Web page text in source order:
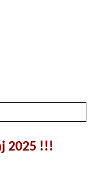
2025 !!!